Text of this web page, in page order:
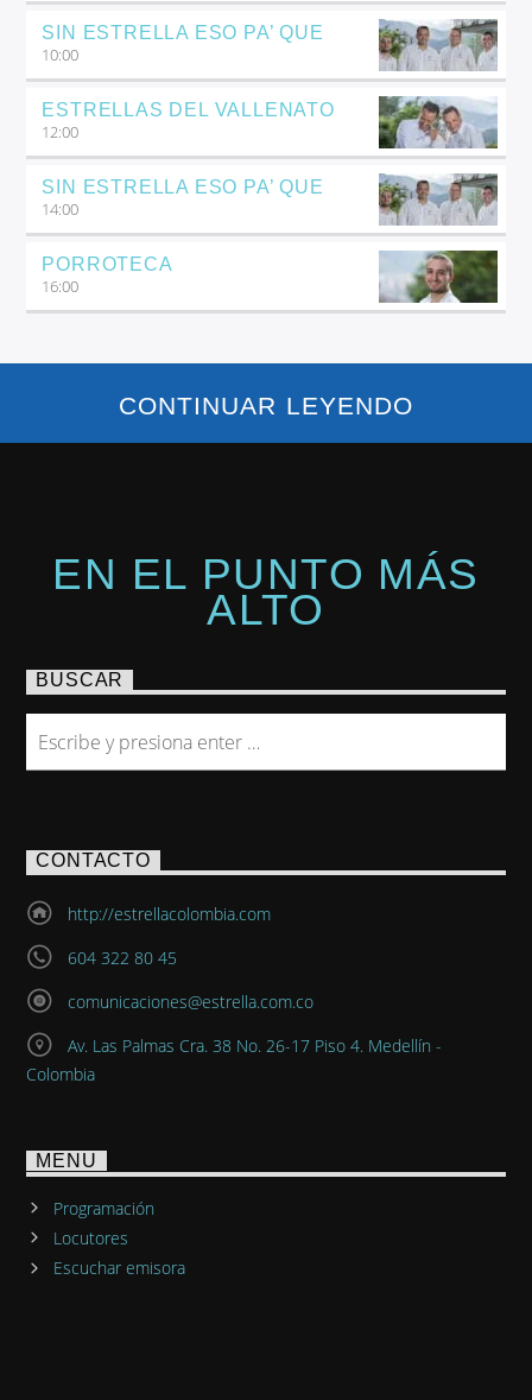
SIN ESTRELLA ESO PA’ QUE
10:00
ESTRELLAS DEL VALLENATO
12:00
SIN ESTRELLA ESO PA’ QUE
14:00
PORROTECA
16:00
CONTINUAR LEYENDO
EN EL PUNTO MÁS
ALTO
BUSCAR
CONTACTO
http://estrellacolombia.com
604 322 80 45
comunicaciones@estrella.com.co
Av. Las Palmas Cra. 38 No. 26-17 Piso 4. Medellín -
Colombia
MENU
Programación
Locutores
Escuchar emisora